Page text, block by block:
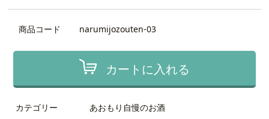
商品コード narumijozouten-03
カートに入れる
カテゴリー あおもり自慢のお酒